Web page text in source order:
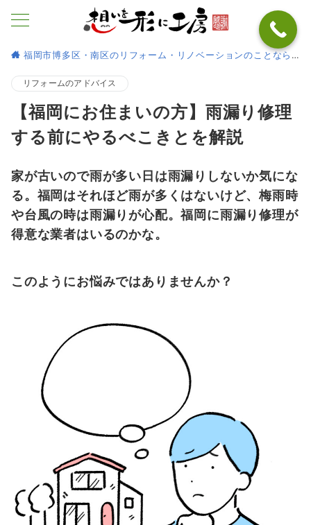
福岡市博多区・南区のリフォーム・リノベーションのことなら
リフォームのアドバイス
【福岡にお住まいの方】雨漏り修理
する前にやるべこきとを解説
家が古いので雨が多い日は雨漏りしないか気にな
る。福岡はそれほど雨が多くはないけど、梅雨時
や台風の時は雨漏りが心配。福岡に雨漏り修理が
得意な業者はいるのかな。
このようにお悩みではありませんか？